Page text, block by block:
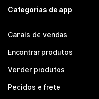
Categorias de app
Canais de vendas
Encontrar produtos
Vender produtos
Pedidos e frete